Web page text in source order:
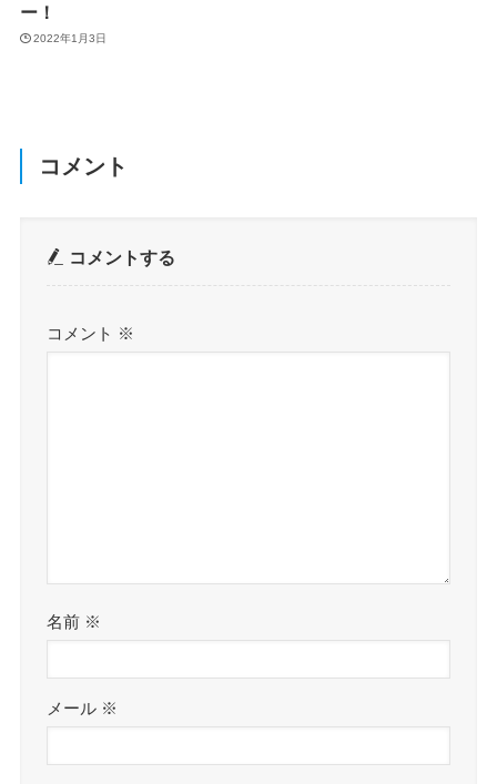
ー！
2022年1月3日
コメント
コメントする
コメント ※
名前 ※
メール ※